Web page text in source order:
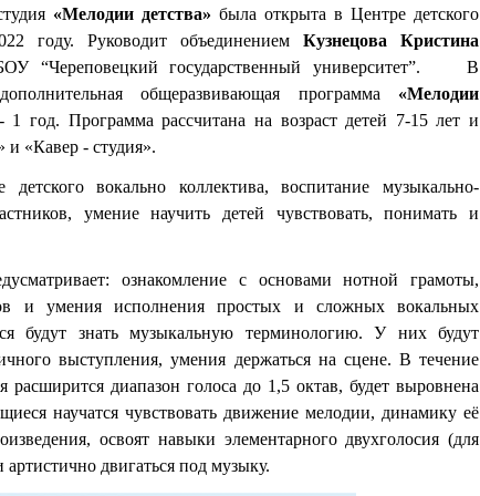
«Мелодии детства» была открыта в Центре детского
году. Руководит объединением Кузнецова Кристина
“Череповецкий государственный университет”.
В
общеразвивающая программа «Мелодии
год. Программа рассчитана на возраст детей 7-15 лет и
и «Кавер - студия».
детского вокально коллектива, воспитание музыкально-
умение научить детей чувствовать, понимать и
ознакомление с основами нотной грамоты,
и умения исполнения простых и сложных вокальных
будут знать музыкальную терминологию. У них будут
выступления, умения держаться на сцене. В течение
расширится диапазон голоса до 1,5 октав, будет выровнена
научатся чувствовать движение мелодии, динамику её
освоят навыки элементарного двухголосия (для
двигаться под музыку.